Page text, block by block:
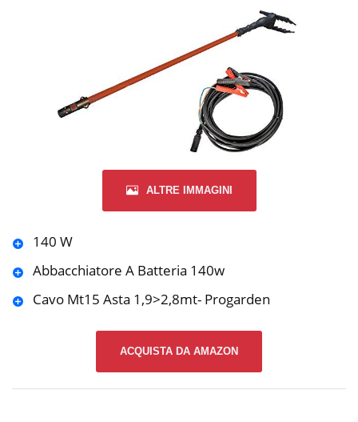
ALTRE IMMAGINI
140 W
Abbacchiatore A Batteria 140w
Cavo Mt15 Asta 1,9>2,8mt- Progarden
ACQUISTA DA AMAZON